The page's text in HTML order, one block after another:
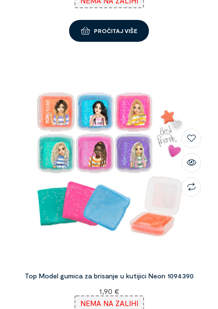
PROČITAJ VIŠE
Top Model gumica za brisanje u kutijici Neon 1094390
1,90 €
NEMA NA ZALIHI